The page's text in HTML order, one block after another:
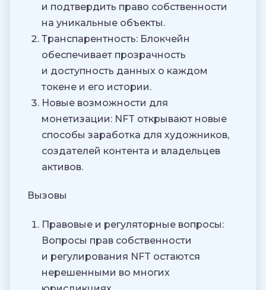
и подтвердить право собственности
на уникальные объекты.
Транспарентность: Блокчейн
обеспечивает прозрачность
и доступность данных о каждом
токене и его истории.
Новые возможности для
монетизации: NFT открывают новые
способы заработка для художников,
создателей контента и владельцев
активов.
Вызовы
Правовые и регуляторные вопросы:
Вопросы прав собственности
и регулирования NFT остаются
нерешенными во многих